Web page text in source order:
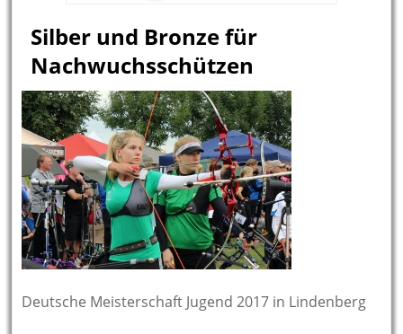
Silber und Bronze für
Nachwuchsschützen
Deutsche Meisterschaft Jugend 2017 in Lindenberg